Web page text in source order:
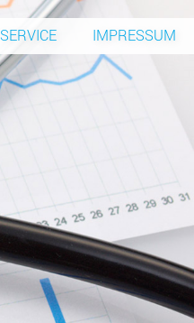
SERVICE IMPRESSUM